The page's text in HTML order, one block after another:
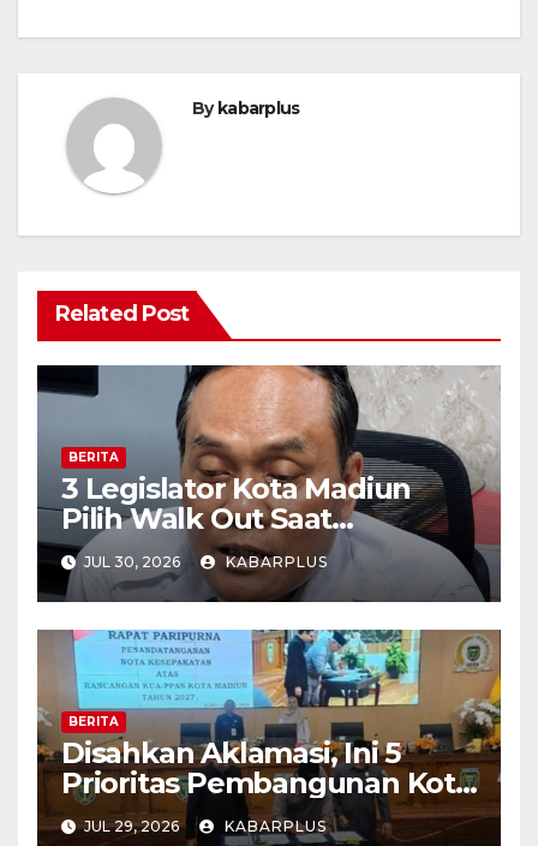
Bykabarplus
Related Post
BERITA
3 Legislator Kota Madiun
Pilih Walk Out Saat
Paripurna
JUL 30, 2026 KABARPLUS
BERITA
Disahkan Aklamasi, Ini 5
Prioritas Pembangunan Kota
Madiun dalam KUA-PPAS
JUL 29, 2026 KABARPLUS